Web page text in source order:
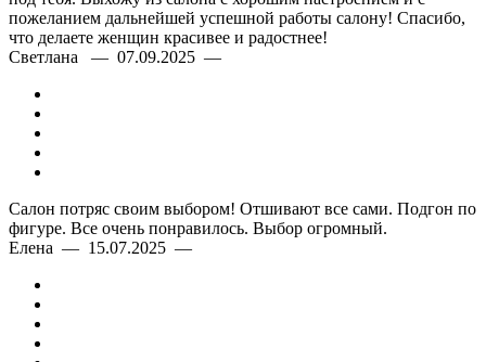
пожеланием дальнейшей успешной работы салону! Спасибо,
что делаете женщин красивее и радостнее!
Светлана — 07.09.2025 —
Салон потряс своим выбором! Отшивают все сами. Подгон по
фигуре. Все очень понравилось. Выбор огромный.
Елена — 15.07.2025 —